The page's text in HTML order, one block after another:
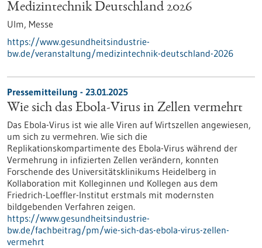
Medizintechnik Deutschland 2026
Ulm, Messe
https://www.gesundheitsindustrie-
bw.de/veranstaltung/medizintechnik-deutschland-2026
Pressemitteilung - 23.01.2025
Wie sich das Ebola-Virus in Zellen vermehrt
Das Ebola-Virus ist wie alle Viren auf Wirtszellen angewiesen,
um sich zu vermehren. Wie sich die
Replikationskompartimente des Ebola-Virus während der
Vermehrung in infizierten Zellen verändern, konnten
Forschende des Universitätsklinikums Heidelberg in
Kollaboration mit Kolleginnen und Kollegen aus dem
Friedrich-Loeffler-Institut erstmals mit modernsten
bildgebenden Verfahren zeigen.
https://www.gesundheitsindustrie-
bw.de/fachbeitrag/pm/wie-sich-das-ebola-virus-zellen-
vermehrt